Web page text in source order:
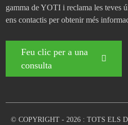
gamma de YOTI i reclama les teves
ens contactis per obtenir més
Feu clic per a una
consulta
© COPYRIGHT - 2026 : TOTS ELS